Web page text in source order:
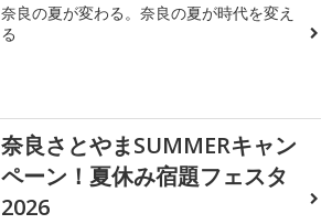
奈良の夏が変わる。奈良の夏が時代を変え
る
奈良さとやまSUMMERキャン
ペーン！夏休み宿題フェスタ
2026